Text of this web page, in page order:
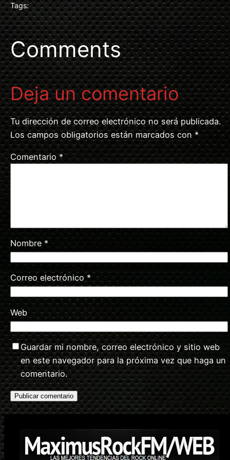
Tags:
Comments
Deja un comentario
Tu dirección de correo electrónico no será publicada.
Los campos obligatorios están marcados con *
Comentario*
Nombre *
Correo electrónico *
Web
Guardar mi nombre, correo electrónico y sitio web
en este navegador para la próxima vez que haga un
comentario.